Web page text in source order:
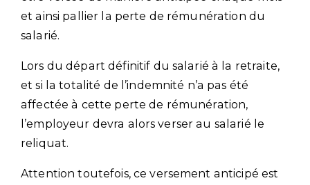
et ainsi pallier la perte de rémunération du
salarié.
Lors du départ définitif du salarié à la retraite,
et si la totalité de l’indemnité n’a pas été
affectée à cette perte de rémunération,
l’employeur devra alors verser au salarié le
reliquat.
Attention toutefois, ce versement anticipé est